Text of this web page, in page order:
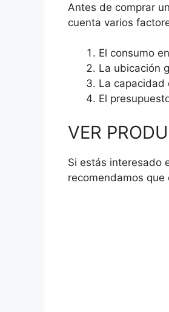
Antes de comprar
cuenta varios
El consumo
La ubicación
La capacidad
El
VER
Si estás interesado
recomendamos